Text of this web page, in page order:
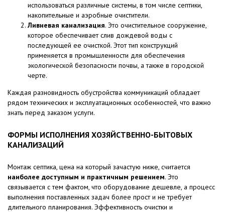
использоваться различные системы, в том числе септики,
накопительные и аэробные очистители.
Ливневая канализация. Это очистительное сооружение,
которое обеспечивает слив дождевой воды с
последующей ее очисткой. Этот тип конструкций
применяется в промышленности для обеспечения
экологической безопасности почвы, а также в городской
черте.
Каждая разновидность обустройства коммуникаций обладает
рядом технических и эксплуатационных особенностей, что важно
знать перед заказом услуги.
ФОРМЫ ИСПОЛНЕНИЯ ХОЗЯЙСТВЕННО-БЫТОВЫХ
КАНАЛИЗАЦИЙ
Монтаж септика, цена на который зачастую ниже, считается
наиболее доступным и практичным решением. Это
связывается с тем фактом, что оборудование дешевле, а процесс
выполнения поставленных задач более прост и не требует
длительного планирования. Эффективность очистки и